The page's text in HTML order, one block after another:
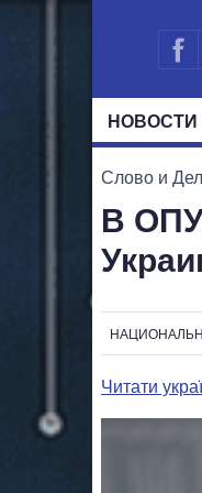
НОВОСТИ
Слово и
В ОПУ
Читати